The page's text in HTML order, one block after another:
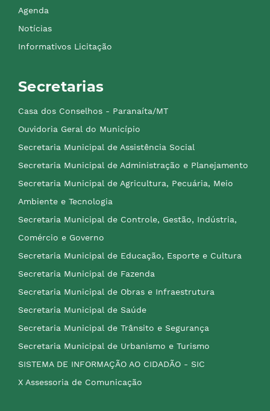
Agenda
Notícias
Informativos Licitação
Secretarias
Casa dos Conselhos - Paranaíta/MT
Ouvidoria Geral do Município
Secretaria Municipal de Assistência Social
Secretaria Municipal de Administração e Planejamento
Secretaria Municipal de Agricultura, Pecuária, Meio
Ambiente e Tecnologia
Secretaria Municipal de Controle, Gestão, Indústria,
Comércio e Governo
Secretaria Municipal de Educação, Esporte e Cultura
Secretaria Municipal de Fazenda
Secretaria Municipal de Obras e Infraestrutura
Secretaria Municipal de Saúde
Secretaria Municipal de Trânsito e Segurança
Secretaria Municipal de Urbanismo e Turismo
SISTEMA DE INFORMAÇÃO AO CIDADÃO - SIC
X Assessoria de Comunicação